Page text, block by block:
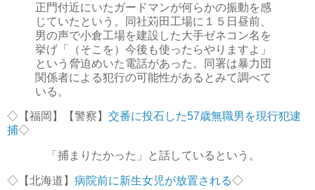
正門付近にいたガードマンが何らかの振動を感
じていたという。同社苅田工場に１５日昼前、
男の声で小倉工場を建設した大手ゼネコン名を
挙げ「（そこを）今後も使ったらやりますよ」
という脅迫めいた電話があった。同署は暴力団
関係者による犯行の可能性があるとみて調べて
いる。
◇【福岡】【警察】 交番に投石した57歳無職男を現行犯逮
捕◇
「捕まりたかった」と話しているという。
◇【北海道】 病院前に新生女児が放置される◇